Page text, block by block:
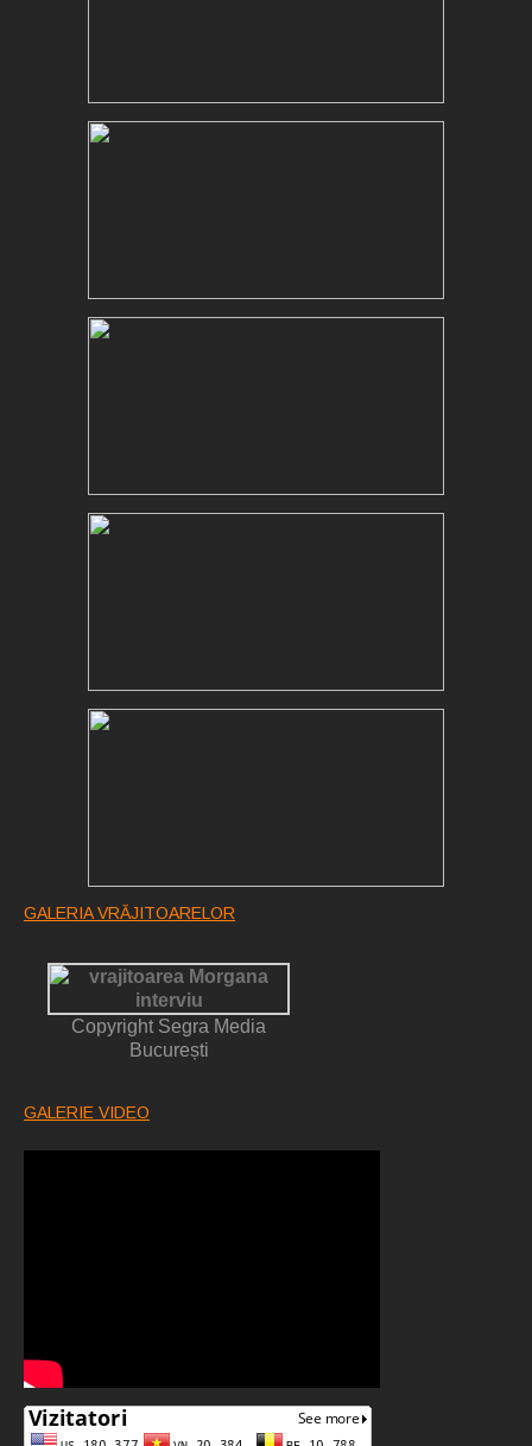
GALERIA VRĂJITOARELOR
Copyright Segra Media
București
GALERIE VIDEO